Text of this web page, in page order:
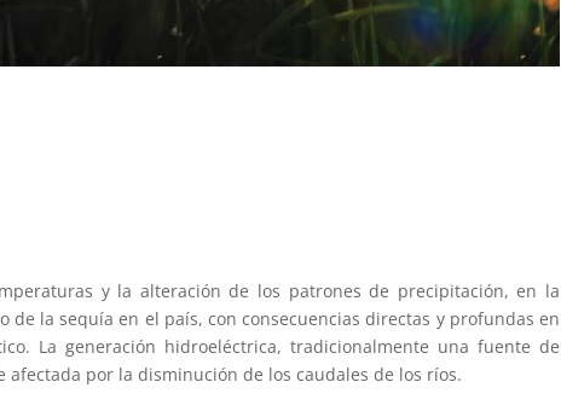
y la alteración de los patrones de precipitación, en la
la sequía en el país, con consecuencias directas y profundas en
La generación hidroeléctrica, tradicionalmente una fuente de
por la disminución de los caudales de los ríos.